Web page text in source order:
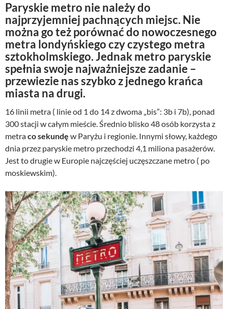
Paryskie metro nie należy do
najprzyjemniej pachnących miejsc. Nie
można go też porównać do nowoczesnego
metra londyńskiego czy czystego metra
sztokholmskiego. Jednak metro paryskie
spełnia swoje najważniejsze zadanie –
przewiezie nas szybko z jednego krańca
miasta na drugi.
16 linii metra ( linie od 1 do 14 z dwoma „bis”: 3b i 7b), ponad
300 stacji w całym mieście. Średnio blisko 48 osób korzysta z
metraco sekundę w Paryżu i regionie. Innymi słowy, każdego
dnia przez paryskie metro przechodzi 4,1 miliona pasażerów.
Jest to drugie w Europie najczęściej uczęszczane metro ( po
moskiewskim).